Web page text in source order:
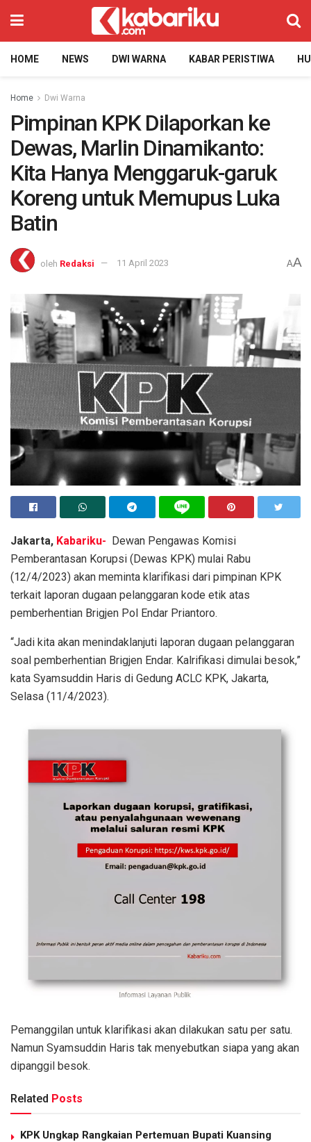
HOME NEWS DWI WARNA KABAR PERISTIWA
Home Dwi Warna
Pimpinan KPK Dilaporkan ke
Dewas, Marlin Dinamikanto:
Kita Hanya Menggaruk-garuk
Koreng untuk Memupus Luka
Batin
oleh Redaksi 11 April 2023 AA
Jakarta, Kabariku- Dewan Pengawas Komisi
Pemberantasan Korupsi (Dewas KPK) mulai Rabu
(12/4/2023) akan meminta klarifikasi dari pimpinan KPK
terkait laporan dugaan pelanggaran kode etik atas
pemberhentian Brigjen Pol Endar Priantoro.
“Jadi kita akan menindaklanjuti laporan dugaan pelanggaran
soal pemberhentian Brigjen Endar. Kalrifikasi dimulai besok,”
kata Syamsuddin Haris di Gedung ACLC KPK, Jakarta,
Selasa (11/4/2023).
Pemanggilan untuk klarifikasi akan dilakukan satu per satu.
Namun Syamsuddin Haris tak menyebutkan siapa yang akan
dipanggil besok.
Related Posts
KPK Ungkap Rangkaian Pertemuan Bupati Kuansing